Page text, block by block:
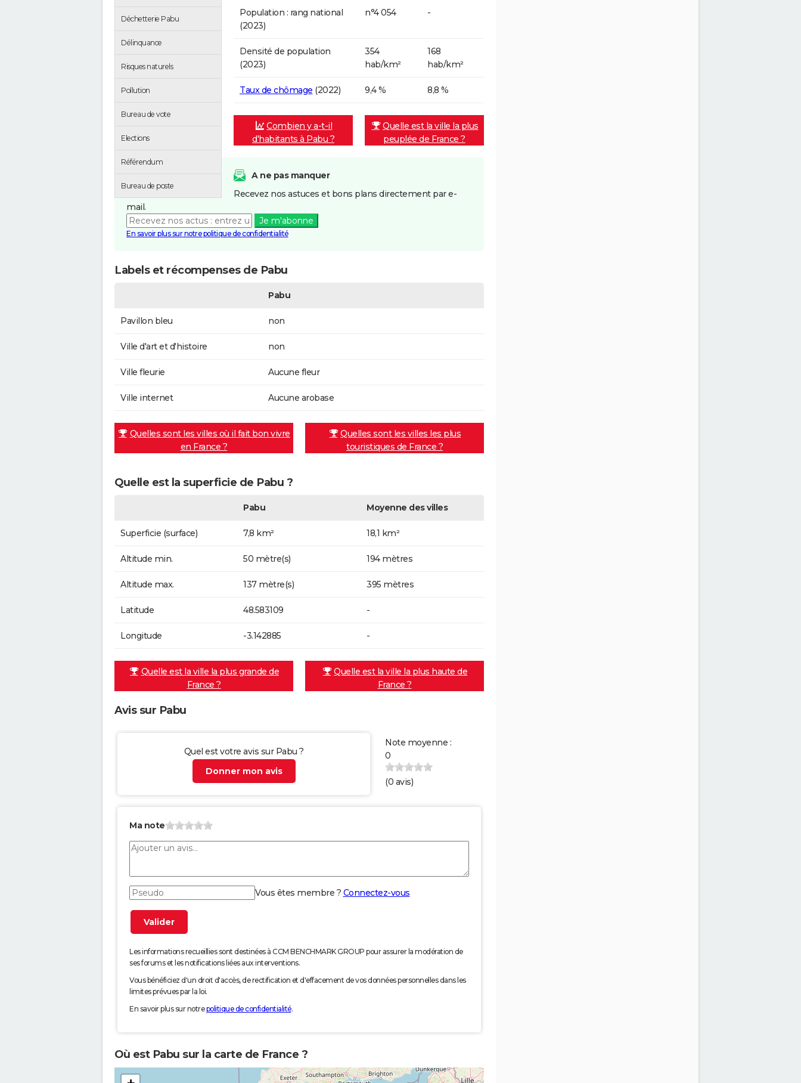
Déchetterie Pabu
Délinquance
Risques naturels
Pollution
Bureau de vote
Elections
Référendum
Bureau de poste
Population : rang national
(2023)
n°4 054 -
Densité de population
(2023)
354
hab/km²
168
hab/km²
Taux de chômage (2022) 9,4 % 8,8 %
Combien y a-t-il
d'habitants à Pabu ?
Quelle est la ville la plus
peuplée de France ?
A ne pas manquer
Recevez nos astuces et bons plans directement par e-
mail.
Je m'abonne
En savoir plus sur notre politique de confidentialité
Labels et récompenses de Pabu
Pabu
Pavillon bleu non
Ville d'art et d'histoire non
Ville fleurie Aucune fleur
Ville internet Aucune arobase
Quelles sont les villes où il fait bon vivre
en France ?
Quelles sont les villes les plus
touristiques de France ?
Quelle est la superficie de Pabu ?
Pabu Moyenne des villes
Superficie (surface) 7,8 km² 18,1 km²
Altitude min. 50 mètre(s) 194 mètres
Altitude max. 137 mètre(s) 395 mètres
Latitude 48.583109 -
Longitude -3.142885 -
Quelle est la ville la plus grande de
France ?
Quelle est la ville la plus haute de
France ?
Avis sur Pabu
Quel est votre avis sur Pabu ?
Donner mon avis
Note moyenne :
0
(0 avis)
Ma note
Vous êtes membre ? Connectez-vous
Les informations recueillies sont destinées à CCM BENCHMARK GROUP pour assurer la modération de
ses forums et les notifications liées aux interventions.
Vous bénéficiez d'un droit d'accès, de rectification et d'effacement de vos données personnelles dans les
limites prévues par la loi.
En savoir plus sur notrepolitique de confidentialité.
Où est Pabu sur la carte de France ?